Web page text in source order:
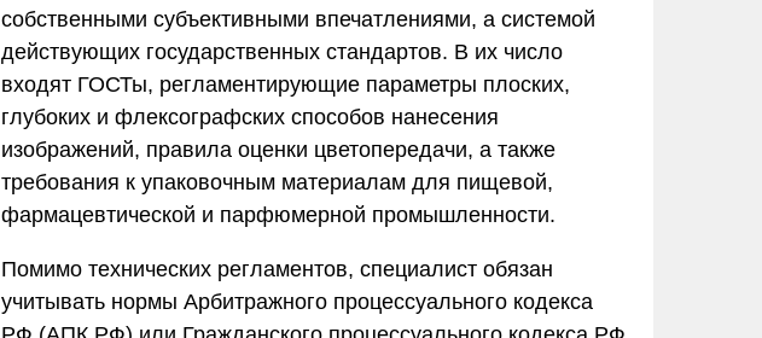
собственными субъективными впечатлениями, а системой
действующих государственных стандартов. В их число
входят ГОСТы, регламентирующие параметры плоских,
глубоких и флексографских способов нанесения
изображений, правила оценки цветопередачи, а также
требования к упаковочным материалам для пищевой,
фармацевтической и парфюмерной промышленности.
Помимо технических регламентов, специалист обязан
учитывать нормы Арбитражного процессуального кодекса